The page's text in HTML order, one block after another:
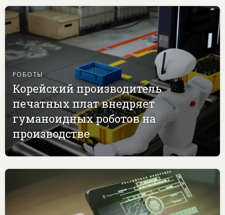
РОБОТЫ
Корейский производитель
печатных плат внедряет
гуманоидных роботов на
производстве